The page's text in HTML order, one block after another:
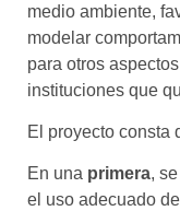
medio ambiente,
modelar
para otros
instituciones que
El proyecto consta
En una primera,
el uso adecuado